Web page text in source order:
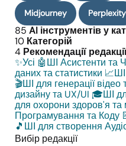
Midjourney Perplexity
85 AI інструментів у
10 Категорій
4 Рекомендації
✨Усі 🤖ШІ Асистенти та
даних та статистики 📈
🎬ШІ для генерації
дизайну та UX/UI 🎓ШІ
для охорони здоров'я
Програмування та Коду
🎵 ШІ для створення
Вибір редакції